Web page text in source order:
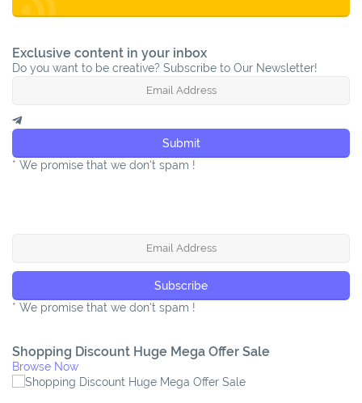
Exclusive content in your inbox
Do you want to be creative? Subscribe to Our Newsletter!
Submit
* We promise that we don't spam !
* We promise that we don't spam !
Shopping Discount Huge Mega Offer Sale
Browse Now